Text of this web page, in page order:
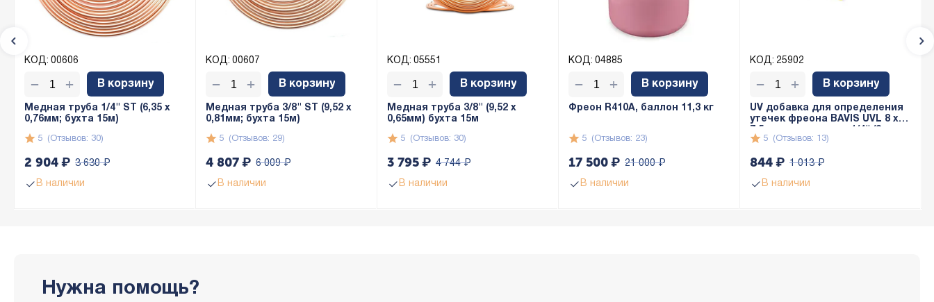
КОД: 00606
Медная труба 1/4" ST (6,35 х
0,76мм; бухта 15м)
(Отзывов: 30)
5
В наличии
3 630 ₽
2 904₽
В корзину
+
−
КОД: 00607
Медная труба 3/8" ST (9,52 х
0,81мм; бухта 15м)
(Отзывов: 29)
5
В наличии
6 009 ₽
4 807₽
В корзину
+
−
КОД: 05551
Медная труба 3/8" (9,52 x
0,65мм) бухта 15м
(Отзывов: 30)
5
В наличии
4 744 ₽
3 795₽
В корзину
+
−
КОД: 04885
Фреон R410A, баллон 11,3 кг
(Отзывов: 23)
5
В наличии
21 000 ₽
17 500₽
В корзину
+
−
КОД: 25902
UV добавка для определения
утечек фреона BAVIS UVL 8 x
по 7,5мл)(Отзывов: 13)
5
В наличии
1 013 ₽
844₽
В корзину
+
−
Нужна помощь?